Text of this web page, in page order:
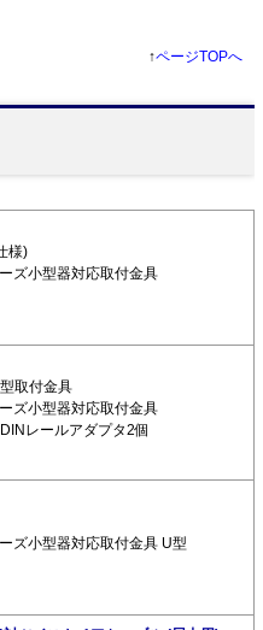
↑ページTOPへ
様)
ズ小型器対応取付金具
取付金具
ズ小型器対応取付金具
レールアダプタ2個
ズ小型器対応取付金具 U型